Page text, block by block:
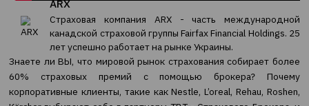
ARX
Страховая компания ARX - часть